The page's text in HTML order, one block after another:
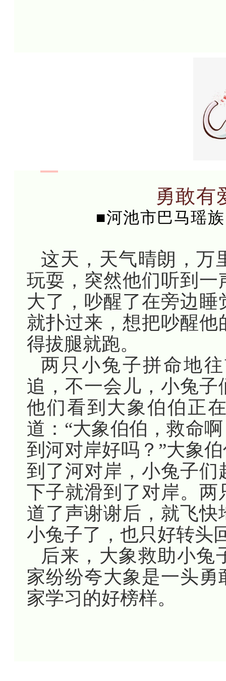
勇敢有
■河池市巴马瑶
这天，天气晴朗，万
玩耍，突然他们听到
大了，吵醒了在旁边
就扑过来，想把吵醒
得拔腿就跑。
两只小兔子拼命地
追，不一会儿，小兔
他们看到大象伯伯正
道：“大象伯伯，救命
到河对岸好吗？”大象
到了河对岸，小兔子
下子就滑到了对岸。
道了声谢谢后，就飞
小兔子了，也只好转头
后来，大象救助小兔
家纷纷夸大象是一头
家学习的好榜样。